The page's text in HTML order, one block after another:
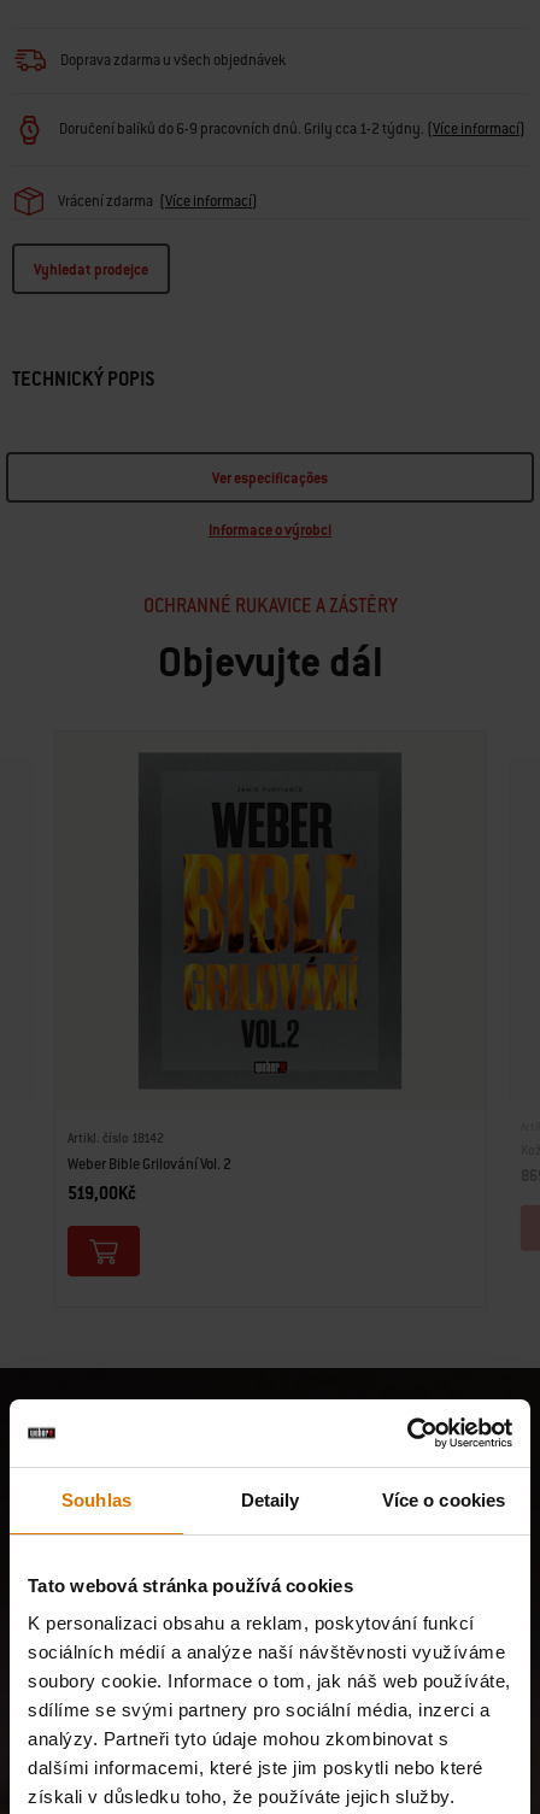
Souhlas Detaily Více o cookies
Tato webová stránka používá cookies
K personalizaci obsahu a reklam, poskytování funkcí
sociálních médií a analýze naší návštěvnosti využíváme
soubory cookie. Informace o tom, jak náš web používáte,
sdílíme se svými partnery pro sociální média, inzerci a
analýzy. Partneři tyto údaje mohou zkombinovat s
dalšími informacemi, které jste jim poskytli nebo které
získali v důsledku toho, že používáte jejich služby.
Doprava zdarma u všech objednávek
Doručení balíků do 6-9 pracovních dnů. Grily cca 1-2 týdny. (Více informací)
Vrácení zdarma (Více informací)
Vyhledat prodejce
TECHNICKÝ POPIS
Ver especificações
Informace o výrobci
OCHRANNÉ RUKAVICE A ZÁSTĚRY
Objevujte dál
Artikl. číslo 18142
Weber Bible Grilování Vol. 2
519,00Kč